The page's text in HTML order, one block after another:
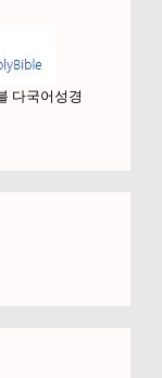
다국어성경